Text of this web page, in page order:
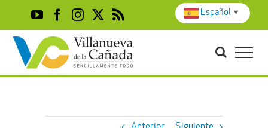
content
YouTubeFacebook
Instagram
X Rss
Español ▼